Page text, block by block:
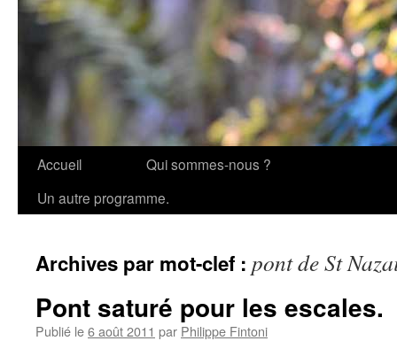
Aller
Accueil
Qui sommes-nous ?
Un autre programme.
Archives par mot-clef : pont de St
Pont saturé pour les escales.
Publié le6 août 2011 par Philippe Fintoni